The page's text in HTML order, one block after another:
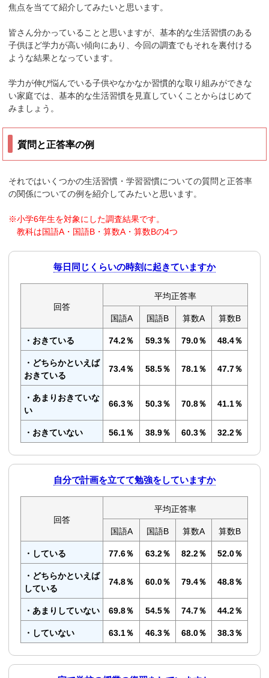
焦点を当てて紹介してみたいと思います。
皆さん分かっていることと思いますが、基本的な生活習慣のある
子供ほど学力が高い傾向にあり、今回の調査でもそれを裏付ける
ような結果となっています。
学力が伸び悩んでいる子供やなかなか習慣的な取り組みができな
い家庭では、基本的な生活習慣を見直していくことからはじめて
みましょう。
質問と正答率の例
それではいくつかの生活習慣・学習習慣についての質問と正答率
の関係についての例を紹介してみたいと思います。
※小学6年生を対象にした調査結果です。
教科は国語A・国語B・算数A・算数Bの4つ
毎日同じくらいの時刻に起きていますか
回答
平均正答率
国語A 国語B 算数A 算数B
・おきている 74.2％ 59.3％ 79.0％ 48.4％
・どちらかといえば
おきている
73.4％ 58.5％ 78.1％ 47.7％
・あまりおきていな
い
66.3％ 50.3％ 70.8％ 41.1％
・おきていない 56.1％ 38.9％ 60.3％ 32.2％
自分で計画を立てて勉強をしていますか
回答
平均正答率
国語A 国語B 算数A 算数B
・している 77.6％ 63.2％ 82.2％ 52.0％
・どちらかといえば
している
74.8％ 60.0％ 79.4％ 48.8％
・あまりしていない 69.8％ 54.5％ 74.7％ 44.2％
・していない 63.1％ 46.3％ 68.0％ 38.3％